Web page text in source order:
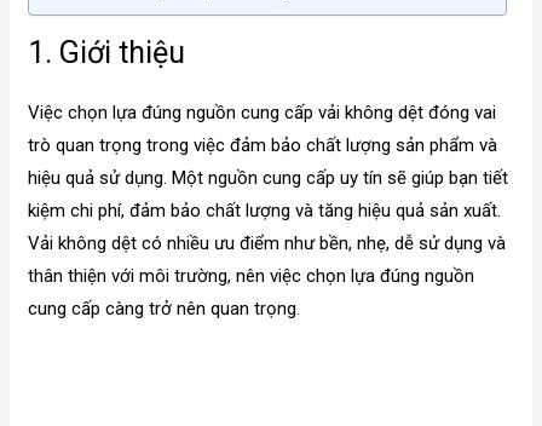
1. Giới thiệu
Việc chọn lựa đúng nguồn cung cấp vải không dệt đóng vai
trò quan trọng trong việc đảm bảo chất lượng sản phẩm và
hiệu quả sử dụng. Một nguồn cung cấp uy tín sẽ giúp bạn tiết
kiệm chi phí, đảm bảo chất lượng và tăng hiệu quả sản xuất.
Vải không dệt có nhiều ưu điểm như bền, nhẹ, dễ sử dụng và
thân thiện với môi trường, nên việc chọn lựa đúng nguồn
cung cấp càng trở nên quan trọng.